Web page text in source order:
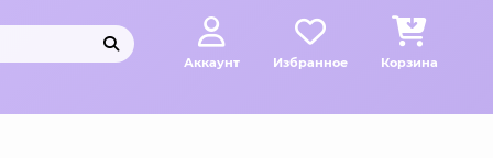
Аккаунт Избранное Корзина